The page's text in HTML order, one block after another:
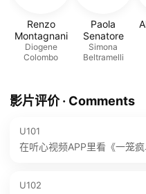
Renzo
Montagnani
Diogene
Colombo
Paola
Senatore
Simona
Beltramelli
影片评价 · Comments
U101
在听心视频APP里看《一笼
U102